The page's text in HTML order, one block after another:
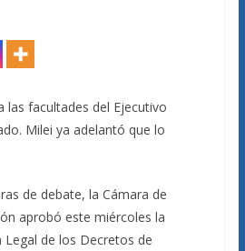
las facultades del Ejecutivo
Milei ya adelantó que lo
de debate, la Cámara de
aprobó este miércoles la
de los Decretos de